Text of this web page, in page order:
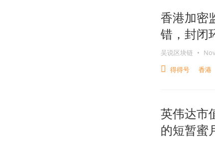
香港加密
错，封闭
吴说区块链 •
得得号
香港
英伟达市
的短暂蜜